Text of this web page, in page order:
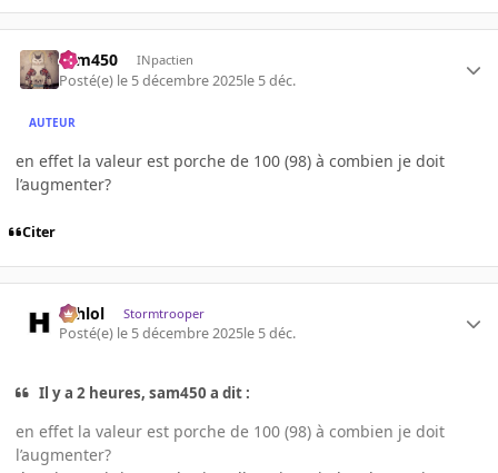
sam450 INpactien
Posté(e) le 5 décembre 2025le 5 déc.
AUTEUR
en effet la valeur est porche de 100 (98) à combien je doit
l’augmenter?
Citer
ashlol Stormtrooper
Posté(e) le 5 décembre 2025le 5 déc.
Il y a 2 heures, sam450 a dit :
en effet la valeur est porche de 100 (98) à combien je doit
l’augmenter?